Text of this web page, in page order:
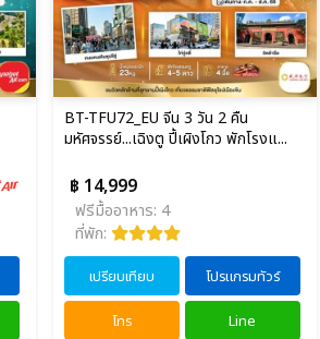
BT-TFU72_EU จีน 3 วัน 2 คืน
มหัศจรรย์...เฉิงตู ปี้เผิงโกว พักโรงแ...
฿ 14,999
ฟรีมื้ออาหาร: 4
ที่พัก:
เปรียบเทียบ โปรแกรมทัวร์
โทร Line